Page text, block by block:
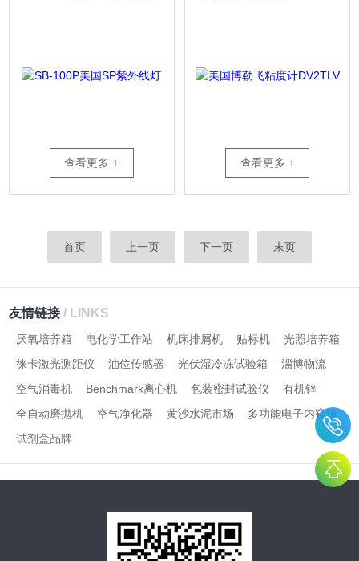
查看更多 + 查看更多 +
首页 上一页 下一页 末页
友情链接/ LINKS
厌氧培养箱 电化学工作站 机床排屑机 贴标机
光照培养箱
徕卡激光测距仪
油位传感器 光伏湿冷冻试验箱
淄博物流
空气消毒机
Benchmark离心机 包装密封试验仪
有机锌
全自动磨抛机
空气净化器 黄沙水泥市场
多功能电子内窥镜
试剂盒品牌